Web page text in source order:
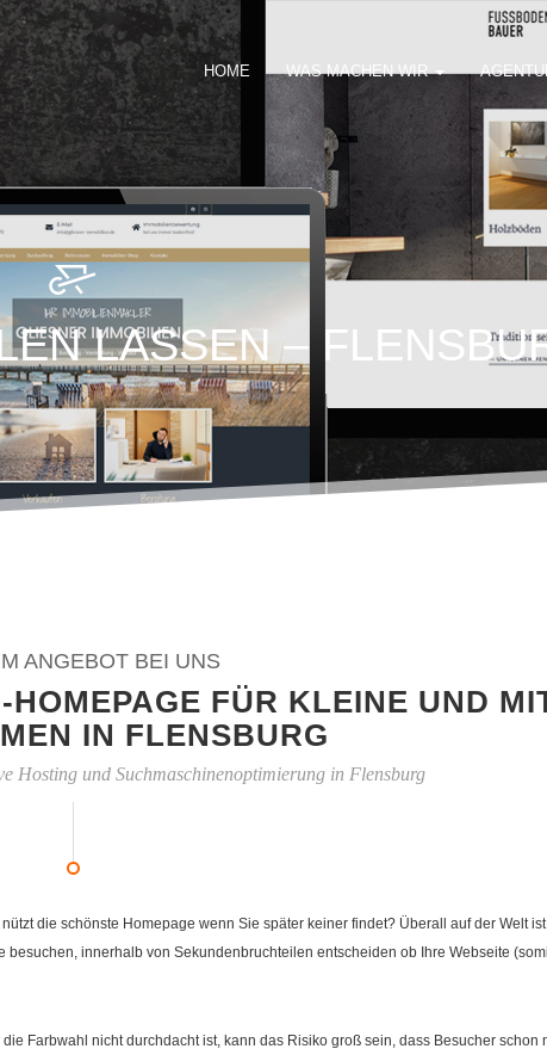
HOME WAS MACHEN WIR
LASSEN –
ANGEBOT BEI UNS
FÜR KLEINE UND
IN FLENSBURG
Hosting und Suchmaschinenoptimierung in Flensburg
die schönste Homepage wenn Sie später keiner findet? Überall auf der Welt
innerhalb von Sekundenbruchteilen entscheiden ob Ihre Webseite
Farbwahl nicht durchdacht ist, kann das Risiko groß sein, dass Besucher schon